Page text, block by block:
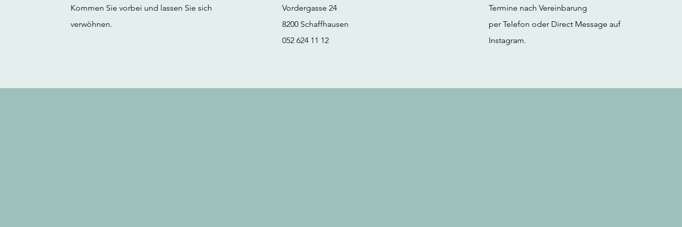
Kommen Sie vorbei und lassen Sie sich
verwöhnen.
Vordergasse 24
8200 Schaffhausen
052 624 11 12
Termine nach Vereinbarung
per Telefon oder Direct Message auf
Instagram.